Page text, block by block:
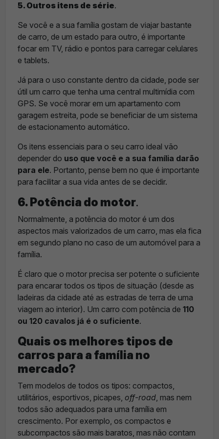
5. Outros itens de série.
Se você e a sua família gostam de viajar bastante
de carro, de um estado para outro, é importante
focar em TV, rádio e pontos para carregar celulares
e tablets.
Já para o uso constante dentro da cidade, pode ser
útil um carro que tenha uma central multimídia com
GPS. Se você morar em um apartamento com
garagem estreita, pode se beneficiar de um sistema
de estacionamento automático.
Os itens essenciais para o seu carro ideal vão
depender do uso que você e a sua família darão
para ele. Portanto, pense bem no que é importante
para facilitar a sua vida antes de se decidir.
6. Potência do motor.
Normalmente, a potência do motor é um dos
aspectos mais valorizados de um carro, mas ela fica
em segundo plano no caso de um automóvel para a
família.
É claro que o motor precisa ser potente o suficiente
para encarar todos os tipos de situação (desde as
ladeiras da cidade até as estradas de terra de uma
viagem ao interior). Um carro com potência de 110
ou 120 cavalos já é o suficiente.
Quais os melhores tipos de
carros para a família no
mercado?
Tem modelos de todos os tipos: compactos,
utilitários, esportivos, picapes, off-road, mas nem
todos são adequados para uma família em
crescimento. Por exemplo, os compactos e
subcompactos são mais baratos, mas não contam